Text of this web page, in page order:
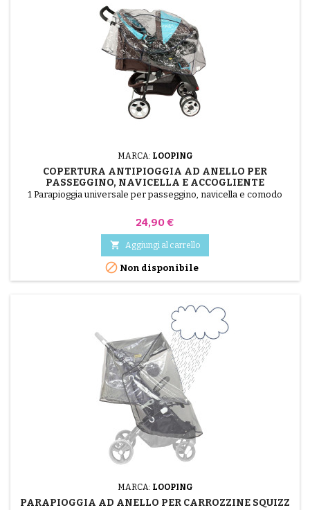
MARCA: LOOPING
COPERTURA ANTIPIOGGIA AD ANELLO PER
PASSEGGINO, NAVICELLA E ACCOGLIENTE
1 Parapioggia universale per passeggino, navicella e comodo
Prezzo
24,90 €
 Aggiungi al carrello
 Non disponibile
MARCA: LOOPING
PARAPIOGGIA AD ANELLO PER CARROZZINE SQUIZZ